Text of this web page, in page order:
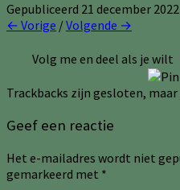
Gepubliceerd 21 december 2022
← Vorige /Volgende →
Volg me en deel als je wilt
Trackbacks zijn gesloten, maar
Geef een reactie
Het e-mailadres wordt niet
gemarkeerd met *